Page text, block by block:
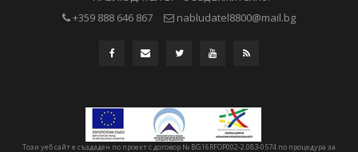
+359 888 646 867
nabludatel8800@mail.bg
Този уеб сайт е създаден по проект с договор № BG16RFOP002-2.083-0574 по процедура за